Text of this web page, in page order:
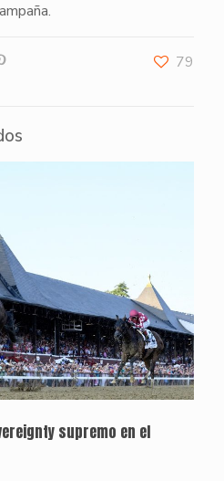
79
supremo en el